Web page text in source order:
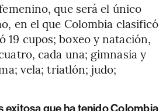
que será el único
en el que Colombia clasificó
19 cupos; boxeo y natación,
cada una; gimnasia y
vela; triatlón; judo;